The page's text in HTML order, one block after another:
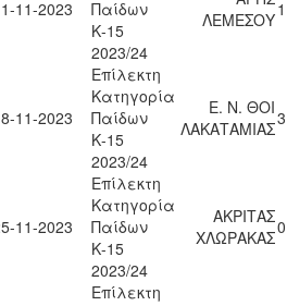
11-2023
Παίδων
Κ-15
2023/24
ΛΕΜΕΣΟΥ1
11-2023
Επίλεκτη
Κατηγορία
Παίδων
Κ-15
2023/24
Ε. Ν. ΘΟΙ
ΛΑΚΑΤΑΜΙΑΣ3
11-2023
Επίλεκτη
Κατηγορία
Παίδων
Κ-15
2023/24
ΑΚΡΙΤΑΣ
ΧΛΩΡΑΚΑΣ0
Επίλεκτη